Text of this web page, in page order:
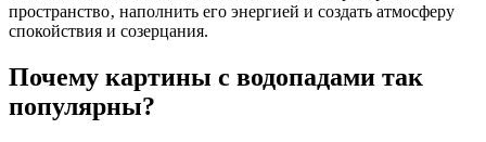
пространство‚ наполнить его энергией и создать атмосферу
спокойствия и созерцания.
Почему картины с водопадами так
популярны?